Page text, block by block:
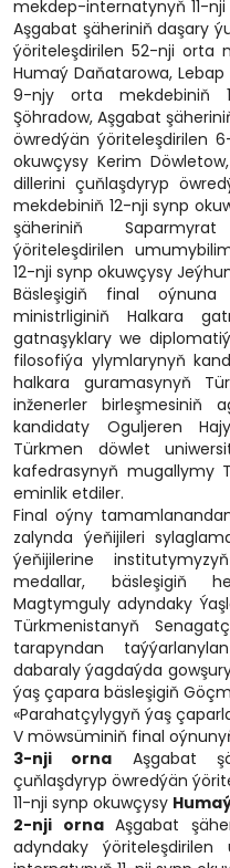
mekdep-internatynyň 11-
Aşgabat şäheriniň daşary
ýöriteleşdirilen 52-nji orta
Humaý Daňatarowa,
9-njy orta mekdebiniň
Şöhradow, Aşgabat
öwredýän ýöriteleşdirilen
okuwçysy Kerim
dillerini çuňlaşdyryp
mekdebiniň 12-nji synp
şäheriniň
ýöriteleşdirilen
12-nji synp okuwçysy
Bäsleşigiň final oýnuna
ministrliginiň Halkara
gatnaşyklary we
filosofiýa ylymlarynyň
halkara guramasynyň
inženerler birleşmesiniň
kandidaty Oguljeren
Türkmen döwlet
kafedrasynyň mugallymy
eminlik etdiler.
Final oýny
zalynda ýeňijileri
ýeňijilerine
medallar, bäsleşigiň
Magtymguly adyndaky
Türkmenistanyň
tarapyndan
dabaraly ýagdaýda
ýaş çapara bäsleşigiň
«Parahatçylygyň ýaş
V möwsüminiň final
3-nji orna Aşgabat
çuňlaşdyryp öwredýän
11-nji synp okuwçysy
2-nji ornaAşgabat
adyndaky